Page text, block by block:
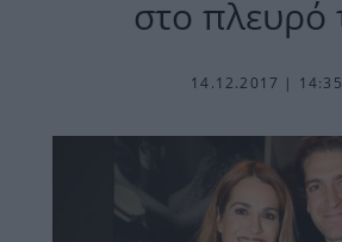
στο πλευρό
14.12.2017 | 14:35